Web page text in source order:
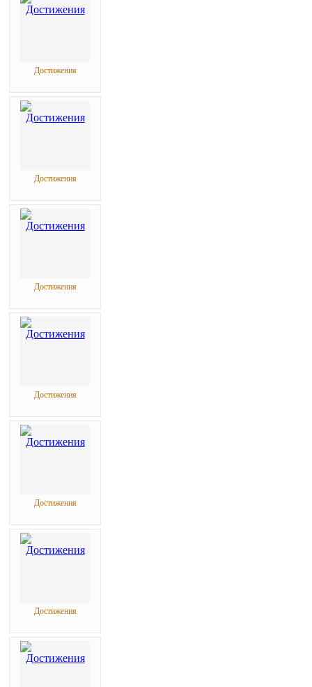
Достижения
Достижения
Достижения
Достижения
Достижения
Достижения